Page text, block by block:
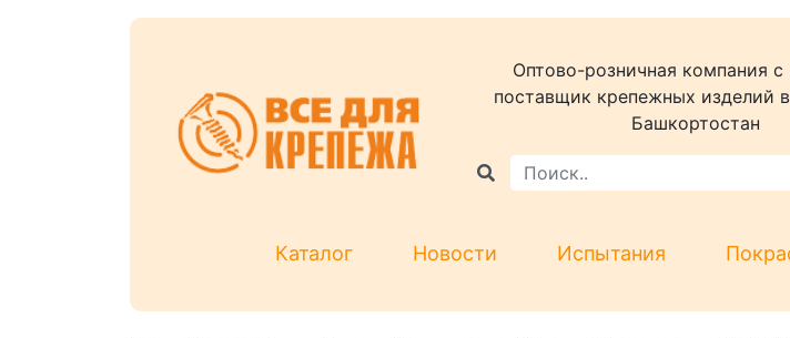
Оптово-розничная компания c
поставщик крепежных изделий
Башкортостан
Каталог Новости Испытания